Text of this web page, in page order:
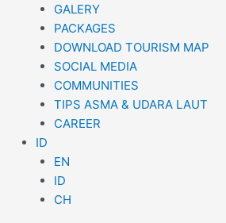
GALERY
PACKAGES
DOWNLOAD TOURISM MAP
SOCIAL MEDIA
COMMUNITIES
TIPS ASMA & UDARA LAUT
CAREER
ID
EN
ID
CH